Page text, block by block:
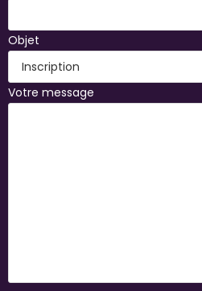
Objet
Votre message